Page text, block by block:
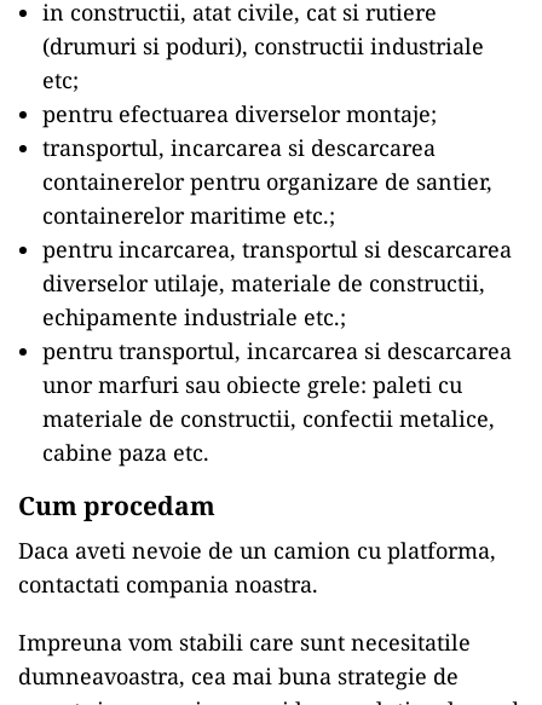
in constructii, atat civile, cat si rutiere
(drumuri si poduri), constructii industriale
etc;
pentru efectuarea diverselor montaje;
transportul, incarcarea si descarcarea
containerelor pentru organizare de santier,
containerelor maritime etc.;
pentru incarcarea, transportul si descarcarea
diverselor utilaje, materiale de constructii,
echipamente industriale etc.;
pentru transportul, incarcarea si descarcarea
unor marfuri sau obiecte grele: paleti cu
materiale de constructii, confectii metalice,
cabine paza etc.
Cum procedam
Daca aveti nevoie de un camion cu platforma,
contactati compania noastra.
Impreuna vom stabili care sunt necesitatile
dumneavoastra, cea mai buna strategie de